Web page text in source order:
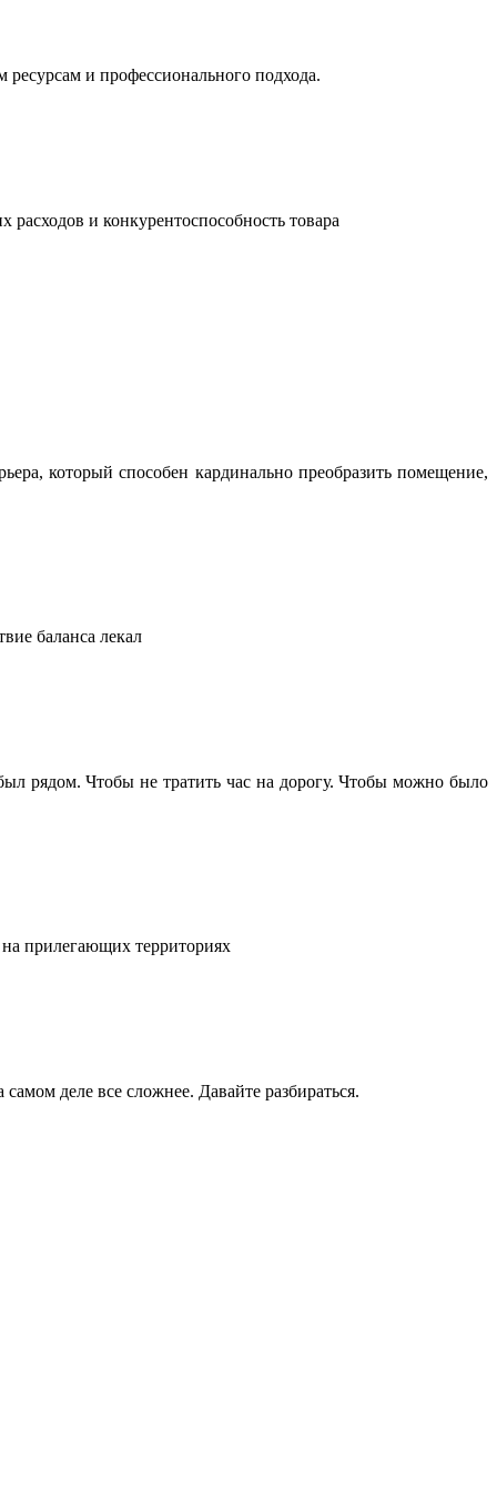
и профессионального подхода.
расходов и конкурентоспособность товара
который способен кардинально преобразить помещение,
баланса лекал
рядом. Чтобы не тратить час на дорогу. Чтобы можно было
на прилегающих территориях
деле все сложнее. Давайте разбираться.